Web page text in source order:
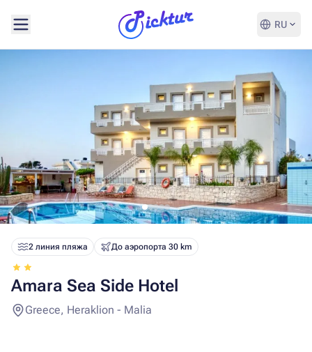
RU
2 линия пляжа До аэропорта 30 km
Amara Sea Side Hotel
Greece, Heraklion - Malia